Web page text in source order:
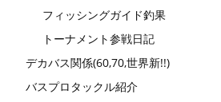
フィッシングガイド釣果
トーナメント参戦日記
デカバス関係(60,70,世界新!!)
バスプロタックル紹介